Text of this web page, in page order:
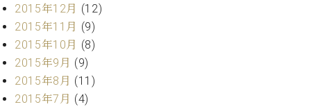
ュ
タ
イ
デ
ジ
タ
ベ
ン
ト
情
報
八
2015年12月 (12)
2015年11月 (9)
2015年10月 (8)
2015年9月 (9)
2015年8月 (11)
2015年7月 (4)